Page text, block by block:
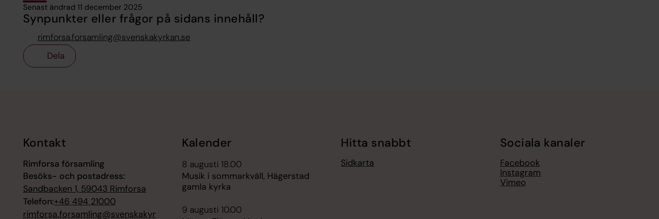
Senast ändrad 11 december 2025
Synpunkter eller frågor på sidans innehåll?
rimforsa.forsamling@svenskakyrkan.se
Dela
Kontakt
Rimforsa församling
Besöks- och postadress:
Sandbacken 1, 59043 Rimforsa
Telefon:+46 494 21000
rimforsa.forsamling@svenskakyr
Kalender
8 augusti 18.00
Musik i sommarkväll, Hägerstad
gamla kyrka
9 augusti 10.00
Hitta snabbt
Sidkarta
Sociala kanaler
Facebook
Instagram
Vimeo